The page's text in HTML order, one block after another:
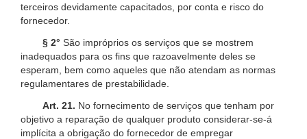
terceiros devidamente capacitados, por conta e risco do
fornecedor.
§ 2° São impróprios os serviços que se mostrem
inadequados para os fins que razoavelmente deles se
esperam, bem como aqueles que não atendam as normas
regulamentares de prestabilidade.
Art. 21. No fornecimento de serviços que tenham por
objetivo a reparação de qualquer produto considerar-se-á
implícita a obrigação do fornecedor de empregar